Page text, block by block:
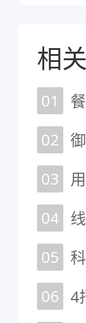
相
01
02
03
04
05
06 4